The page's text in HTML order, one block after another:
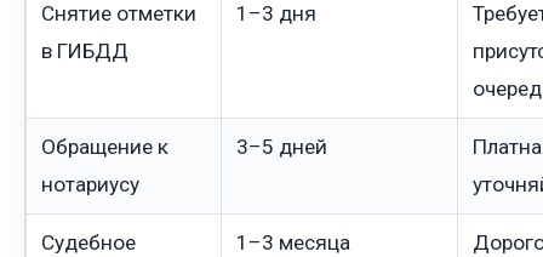
Снятие отметки
в ГИБДД
1–3 дня
Обращение к
нотариусу
3–5 дней
Судебное
1–3 месяца